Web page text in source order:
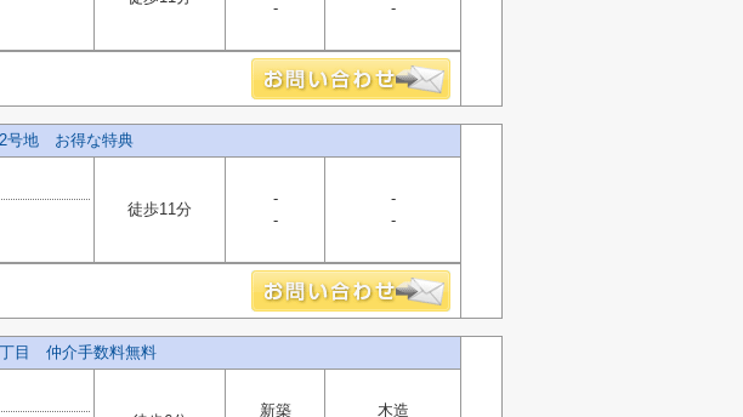
-
-
地 お得な特典
徒歩11分
-
-
-
-
目 仲介手数料無料
新築
木造